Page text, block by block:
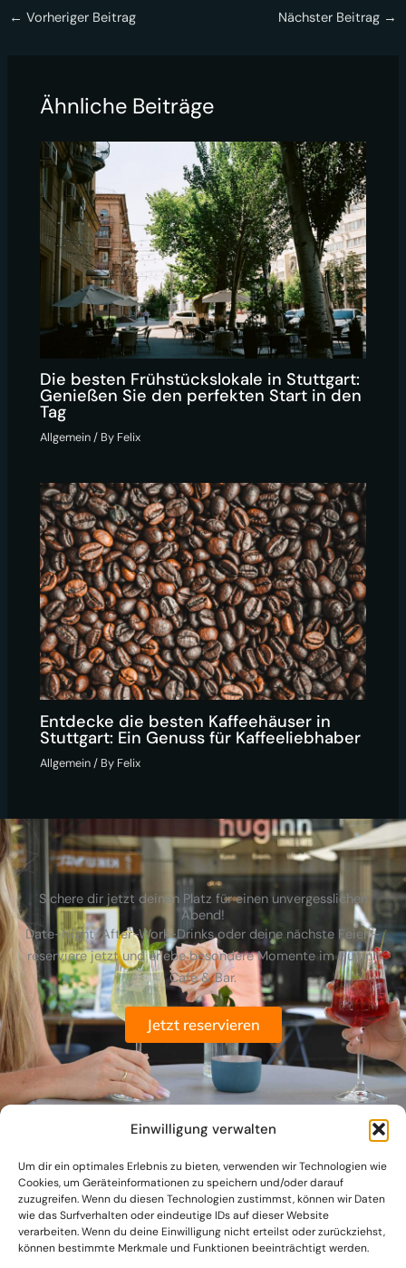
Einwilligung verwalten
Um dir ein optimales Erlebnis zu bieten, verwenden wir Technologien wie
Cookies, um Geräteinformationen zu speichern und/oder darauf
zuzugreifen. Wenn du diesen Technologien zustimmst, können wir Daten
wie das Surfverhalten oder eindeutige IDs auf dieser Website
verarbeiten. Wenn du deine Einwilligung nicht erteilst oder zurückziehst,
können bestimmte Merkmale und Funktionen beeinträchtigt werden.
← Vorheriger Beitrag Nächster Beitrag →
Ähnliche Beiträge
Die besten Frühstückslokale in Stuttgart:
Genießen Sie den perfekten Start in den
Tag
Allgemein/ By Felix
Entdecke die besten Kaffeehäuser in
Stuttgart: Ein Genuss für Kaffeeliebhaber
Allgemein/ By Felix
Sichere dir jetzt deinen Platz für einen unvergesslichen
Abend!
Date-Night, After-Work-Drinks oder deine nächste Feier –
reserviere jetzt und erlebe besondere Momente im Huginn
Café & Bar.
Jetzt reservieren